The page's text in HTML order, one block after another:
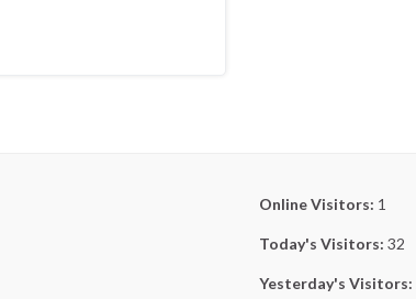
Online Visitors: 1
Today's Visitors: 32
Yesterday's Visitors: